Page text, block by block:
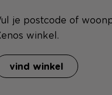
je postcode of
winkel.
vind winkel